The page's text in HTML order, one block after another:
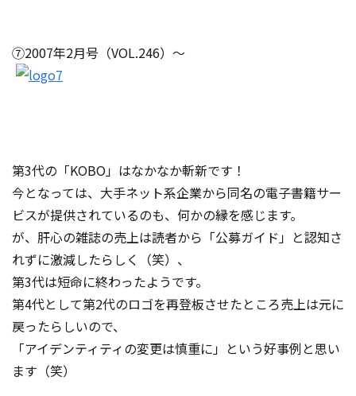
⑦2007年2月号（VOL.246）～
第3代の「KOBO」はなかなか斬新です！
今となっては、大手ネット系企業から同名の電子書籍サー
ビスが提供されているのも、何かの縁を感じます。
が、肝心の雑誌の売上は読者から「公募ガイド」と認知さ
れずに激減したらしく（笑）、
第3代は短命に終わったようです。
第4代として第2代のロゴを再登板させたところ売上は元に
戻ったらしいので、
「アイデンティティの変更は慎重に」という好事例と思い
ます（笑）